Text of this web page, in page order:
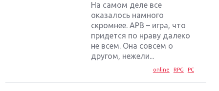
На самом деле все
оказалось намного
скромнее. АРВ – игра, что
придется по нраву далеко
не всем. Она совсем о
другом, нежели...
online RPG PC